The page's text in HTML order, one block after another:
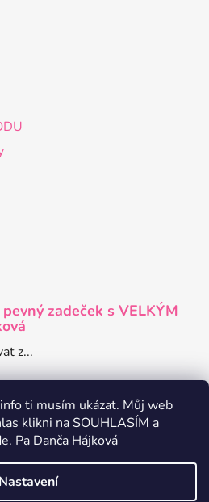
ti musím ukázat. Můj web
klikni na SOUHLASÍM a
. Pa Danča Hájková
Nastavení
zadeček s VELKÝM
z...
pro ženy
a články o hubnutí